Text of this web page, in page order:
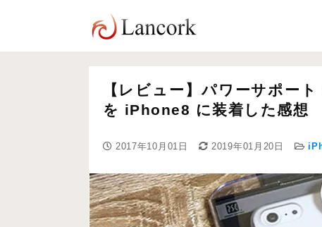
【レビュー】パワーサポー
を iPhone8 に装着した感想
2017年10月01日 2019年01月20日